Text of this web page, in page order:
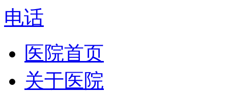
电话
医院首页
关于医院